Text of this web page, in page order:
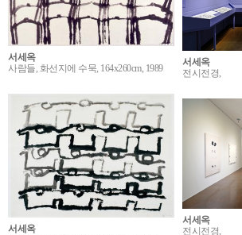
서세옥
사람들, 화선지에 수묵, 164x260cm, 1989
서세옥
전시전경,
서세옥
서세옥
전시전경,